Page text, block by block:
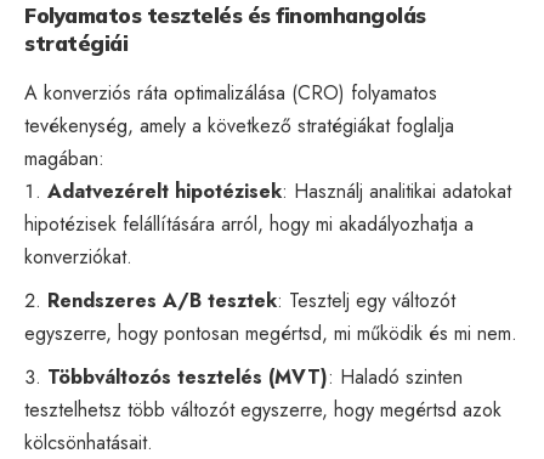
Folyamatos tesztelés és finomhangolás
stratégiái
A konverziós ráta optimalizálása (CRO) folyamatos
tevékenység, amely a következő stratégiákat foglalja
magában:
Adatvezérelt hipotézisek: Használj analitikai adatokat
hipotézisek felállítására arról, hogy mi akadályozhatja a
konverziókat.
Rendszeres A/B tesztek: Tesztelj egy változót
egyszerre, hogy pontosan megértsd, mi működik és mi nem.
Többváltozós tesztelés (MVT): Haladó szinten
tesztelhetsz több változót egyszerre, hogy megértsd azok
kölcsönhatásait.